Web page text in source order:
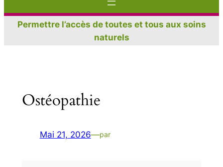
Permettre l’accès de toutes et tous aux soins
naturels
Ostéopathie
Mai 21, 2026—par